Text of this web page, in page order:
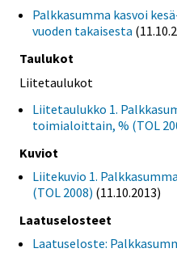
Palkkasumma kasvoi
vuoden takaisesta
Taulukot
Liitetaulukot
Liitetaulukko 1.
toimialoittain, % (TOL
Kuviot
Liitekuvio 1.
(TOL 2008) (11.10.2013)
Laatuselosteet
Laatuseloste: